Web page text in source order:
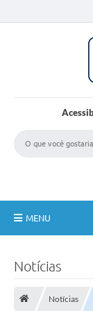
MENU
Secretarias
Notícias
Notícias